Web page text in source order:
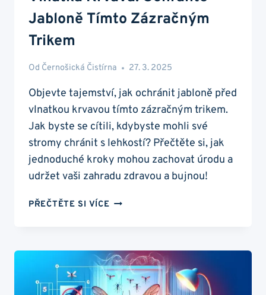
Jabloně Tímto Zázračným
Trikem
Od Černošická Čistírna 27. 3. 2025
Objevte tajemství, jak ochránit jabloně před
vlnatkou krvavou tímto zázračným trikem.
Jak byste se cítili, kdybyste mohli své
stromy chránit s lehkostí? Přečtěte si, jak
jednoduché kroky mohou zachovat úrodu a
udržet vaši zahradu zdravou a bujnou!
PŘEČTĚTE SI VÍCE VLNATKA
TÍMTO
ZÁZRAČNÝM
TRIKEM